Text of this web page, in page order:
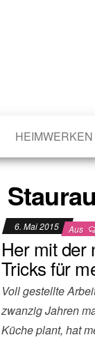
HEIMWERKEN
6. Mai 2015 Aus
Her mit der
Tricks für
Voll gestellte
zwanzig Jahren
Küche plant, hat